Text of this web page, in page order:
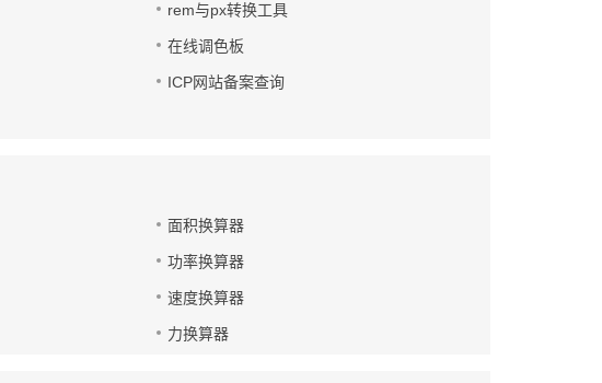
rem与px转换工具
在线调色板
ICP网站备案查询
面积换算器
功率换算器
速度换算器
力换算器